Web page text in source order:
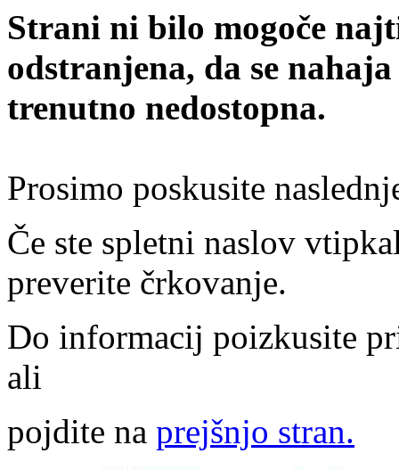
Strani ni bilo mogoče
odstranjena, da se
trenutno nedostopna.
Prosimo poskusite
Če ste spletni naslov
preverite črkovanje.
Do informacij poizkusite
ali
pojdite na prejšnjo stran.